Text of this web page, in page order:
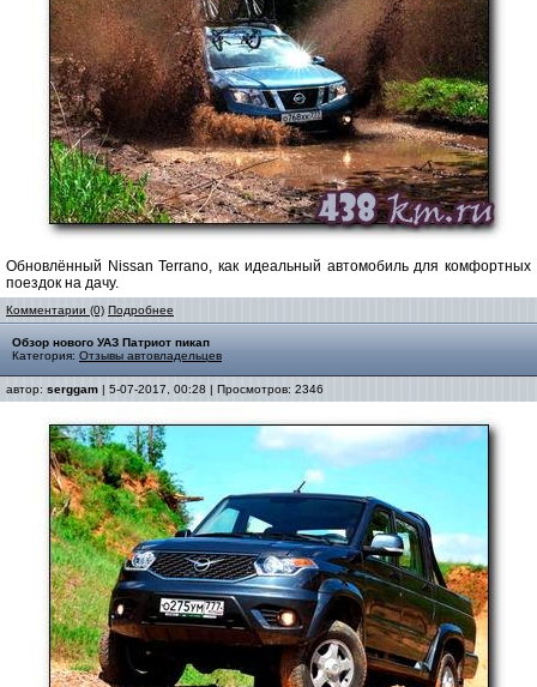
Обновлённый Nissan Terrano, как идеальный автомобиль для комфортных
поездок на дачу.
Комментарии (0) Подробнее
Обзор нового УАЗ Патриот пикап
Категория: Отзывы автовладельцев
автор: serggam | 5-07-2017, 00:28 | Просмотров: 2346